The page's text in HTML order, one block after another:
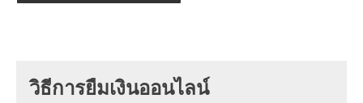
วิธีการยืมเงินออนไลน์